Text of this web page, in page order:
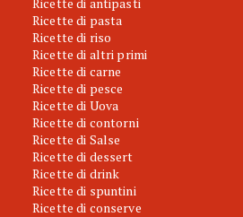
Ricette di pasta
Ricette di riso
Ricette di altri primi
Ricette di carne
Ricette di pesce
Ricette di Uova
Ricette di contorni
Ricette di Salse
Ricette di dessert
Ricette di drink
Ricette di spuntini
Ricette di conserve